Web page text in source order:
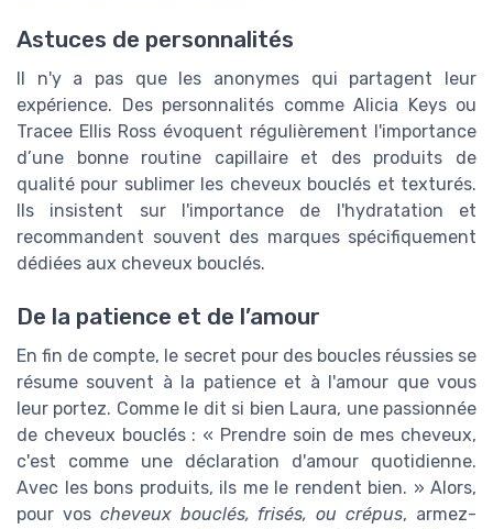
Astuces de personnalités
Il n'y a pas que les anonymes qui partagent leur
expérience. Des personnalités comme Alicia Keys ou
Tracee Ellis Ross évoquent régulièrement l'importance
d’une bonne routine capillaire et des produits de
qualité pour sublimer les cheveux bouclés et texturés.
Ils insistent sur l'importance de l'hydratation et
recommandent souvent des marques spécifiquement
dédiées aux cheveux bouclés.
De la patience et de l’amour
En fin de compte, le secret pour des boucles réussies se
résume souvent à la patience et à l'amour que vous
leur portez. Comme le dit si bien Laura, une passionnée
de cheveux bouclés : « Prendre soin de mes cheveux,
c'est comme une déclaration d'amour quotidienne.
Avec les bons produits, ils me le rendent bien. » Alors,
pour vos cheveux bouclés, frisés, ou crépus, armez-